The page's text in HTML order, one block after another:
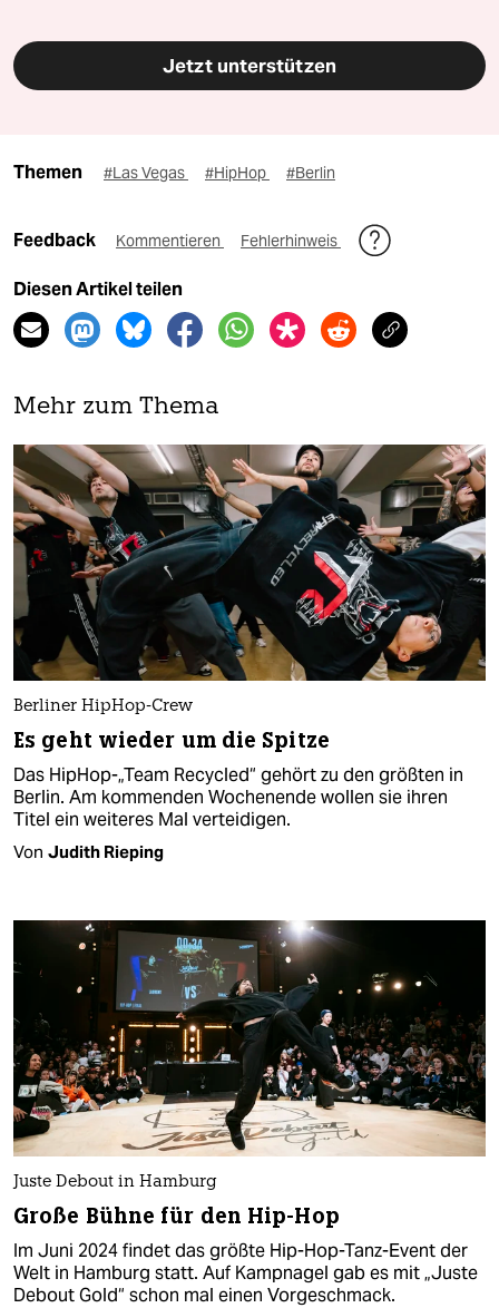
Jetzt unterstützen
Themen #Las Vegas #HipHop #Berlin
Feedback Kommentieren Fehlerhinweis
Diesen Artikel teilen
Mehr zum Thema
Berliner HipHop-Crew
Es geht wieder um die Spitze
Das HipHop-„Team Recycled“ gehört zu den größten in
Berlin. Am kommenden Wochenende wollen sie ihren
Titel ein weiteres Mal verteidigen.
Von Judith Rieping
Juste Debout in Hamburg
Große Bühne für den Hip-Hop
Im Juni 2024 findet das größte Hip-Hop-Tanz-Event der
Welt in Hamburg statt. Auf Kampnagel gab es mit „Juste
Debout Gold“ schon mal einen Vorgeschmack.